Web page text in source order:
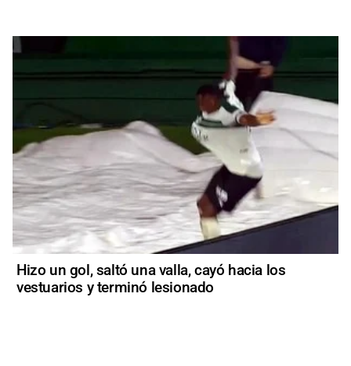
Hizo un gol, saltó una valla, cayó hacia los
vestuarios y terminó lesionado